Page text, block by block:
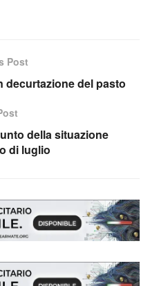
Post
decurtazione del pasto
della situazione
di luglio